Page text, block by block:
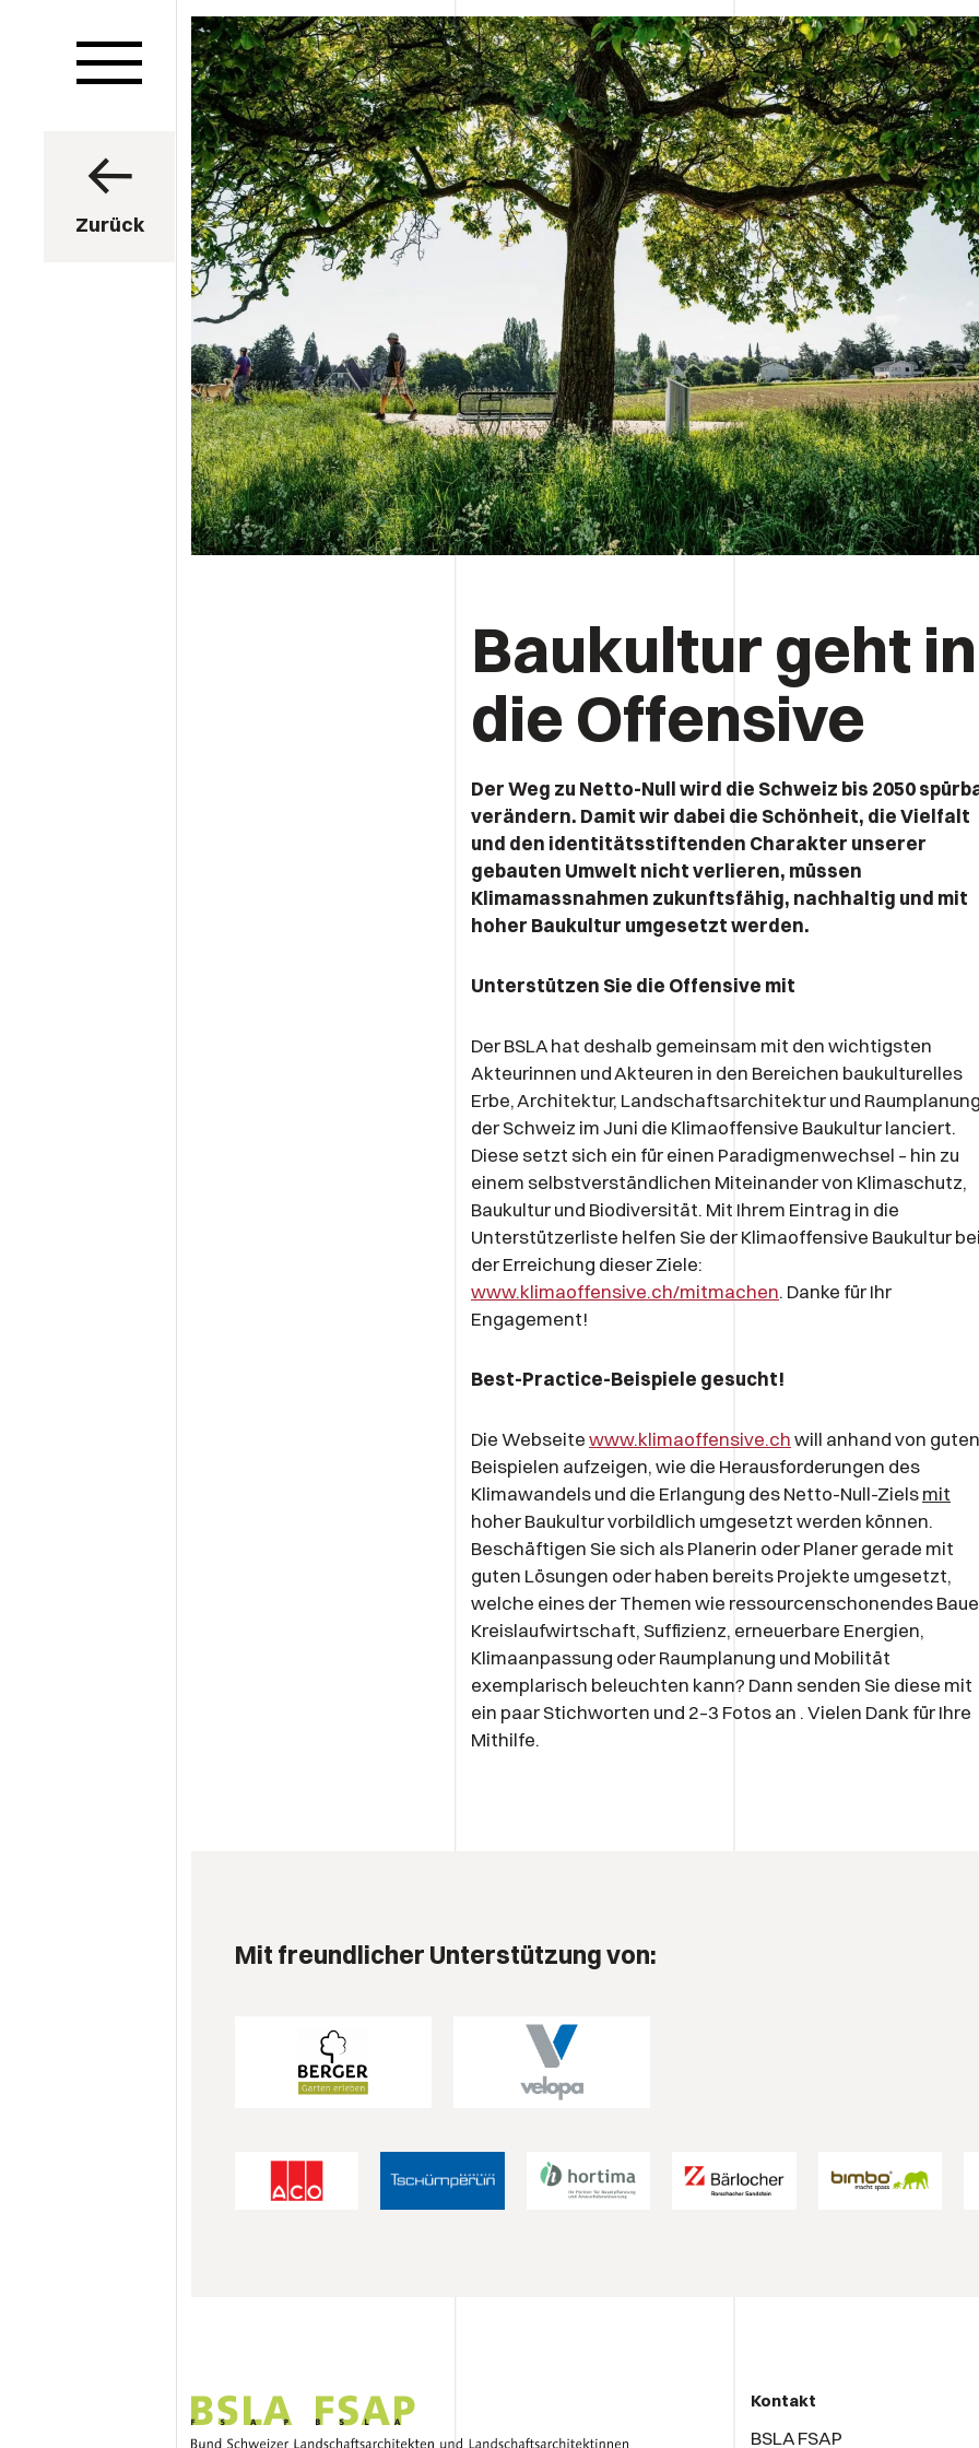
Zurück
Baukultur geht in
die Offensive
Der Weg zu Netto-Null wird die Schweiz bis 2050
verändern. Damit wir dabei die Schönheit, die Vielfalt
und den identitätsstiftenden Charakter unserer
gebauten Umwelt nicht verlieren, müssen
Klimamassnahmen zukunftsfähig, nachhaltig und mit
hoher Baukultur umgesetzt werden.
Unterstützen Sie die Offensive mit
Der BSLA hat deshalb gemeinsam mit den wichtigsten
Akteurinnen und Akteuren in den Bereichen baukulturelles
Erbe, Architektur, Landschaftsarchitektur und
der Schweiz im Juni die Klimaoffensive Baukultur lanciert.
Diese setzt sich ein für einen Paradigmenwechsel ­– hin zu
einem selbstverständlichen Miteinander von Klimaschutz,
Baukultur und Biodiversität. Mit Ihrem Eintrag in die
Unterstützerliste helfen Sie der Klimaoffensive Baukultur
der Erreichung dieser Ziele:
www.klimaoffensive.ch/mitmachen. Danke für Ihr
Engagement!
Best-Practice-Beispiele gesucht!
Die Webseitewww.klimaoffensive.chwill anhand von guten
Beispielen aufzeigen, wie die Herausforderungen des
Klimawandels und die Erlangung des Netto-Null-Zielsmit
hoher Baukultur vorbildlich umgesetzt werden können.
Beschäftigen Sie sich als Planerin oder Planer gerade mit
guten Lösungen oder haben bereits Projekte umgesetzt,
welche eines der Themen wie ressourcenschonendes
Kreislaufwirtschaft, Suffizienz, erneuerbare Energien,
Klimaanpassung oder Raumplanung und Mobilität
exemplarisch beleuchten kann? Dann senden Sie diese mit
ein paar Stichworten und 2–3 Fotos an . Vielen Dank für Ihre
Mithilfe.
Mit freundlicher Unterstützung von:
Kontakt
BSLA FSAP